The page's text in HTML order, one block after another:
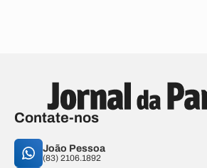
Contate-nos
João Pessoa
(83) 2106.1892